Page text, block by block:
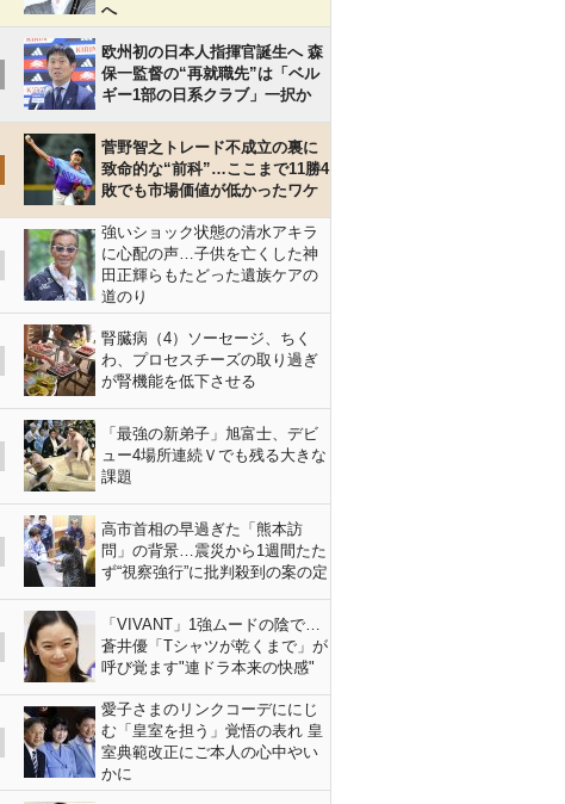
へ
欧州初の日本人指揮官誕生へ 森
保一監督の“再就職先”は「ベル
ギー1部の日系クラブ」一択か
菅野智之トレード不成立の裏に
致命的な“前科”…ここまで11勝4
敗でも市場価値が低かったワケ
強いショック状態の清水アキラ
に心配の声…子供を亡くした神
田正輝らもたどった遺族ケアの
道のり
腎臓病（4）ソーセージ、ちく
わ、プロセスチーズの取り過ぎ
が腎機能を低下させる
「最強の新弟子」旭富士、デビ
ュー4場所連続Ｖでも残る大きな
課題
高市首相の早過ぎた「熊本訪
問」の背景…震災から1週間たた
ず“視察強行”に批判殺到の案の定
「VIVANT」1強ムードの陰で…
蒼井優「Tシャツが乾くまで」が
呼び覚ます"連ドラ本来の快感"
愛子さまのリンクコーデににじ
む「皇室を担う」覚悟の表れ 皇
室典範改正にご本人の心中やい
かに